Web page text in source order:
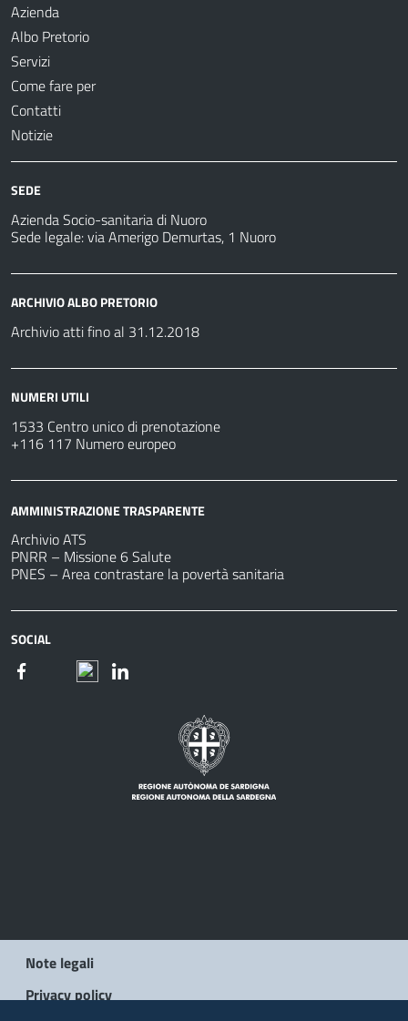
Azienda
Albo Pretorio
Servizi
Come fare per
Contatti
Notizie
SEDE
Azienda Socio-sanitaria di Nuoro
Sede legale: via Amerigo Demurtas, 1 Nuoro
ARCHIVIO ALBO PRETORIO
Archivio atti fino al 31.12.2018
NUMERI UTILI
1533 Centro unico di prenotazione
+116 117 Numero europeo
AMMINISTRAZIONE TRASPARENTE
Archivio ATS
PNRR – Missione 6 Salute
PNES – Area contrastare la povertà sanitaria
SOCIAL
Note legali
Privacy policy